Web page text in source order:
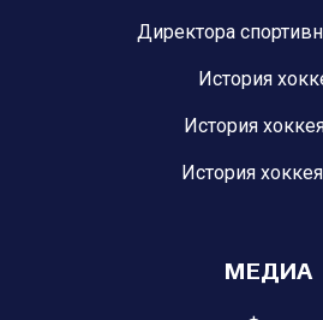
Директора
История
История
История
МЕДИА